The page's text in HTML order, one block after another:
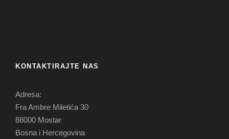
KONTAKTIRAJTE NAS
Adresa:
Fra Ambre Miletića 30
88000 Mostar
Bosna i Hercegovina